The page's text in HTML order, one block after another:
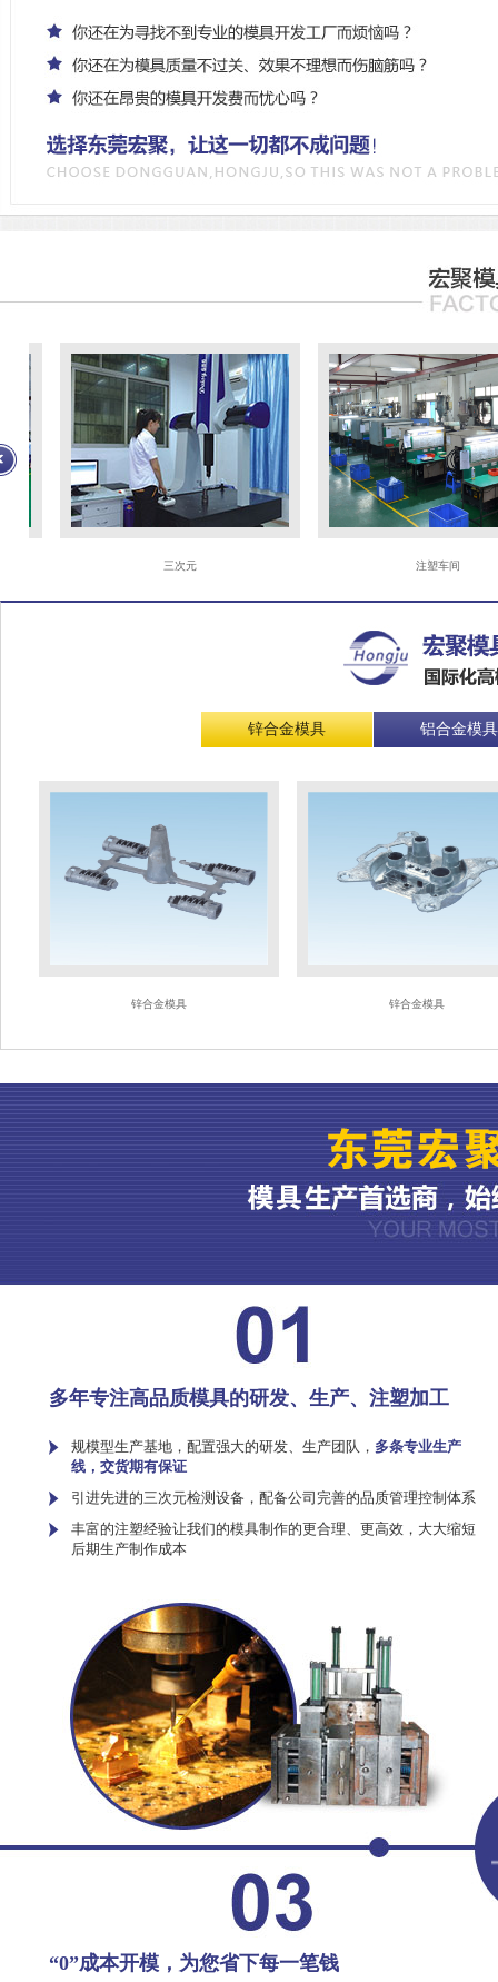
注塑车间
锌合金模具 铝合金模具
锌合金模具 锌合金模具
多年专注高品质模具的研发、生产、注塑加工
规模型生产基地，配置强大的研发、生产团队， 多条专业生产
线，交货期有保证
引进先进的三次元检测设备，配备公司完善的品质管理控制体系
丰富的注塑经验让我们的模具制作的更合理、更高效，大大缩短
后期生产制作成本
“0”成本开模，为您省下每一笔钱